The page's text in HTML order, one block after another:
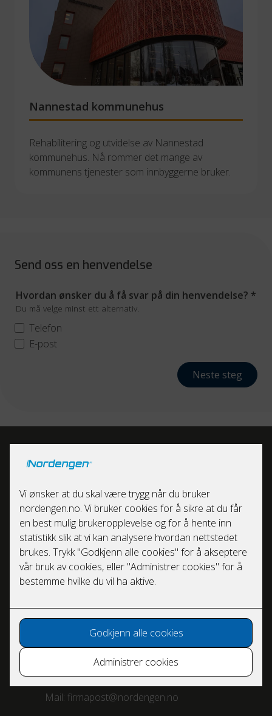
Nannestad kommunehus
Rehabilitering og utvidelse av Nannestad
kommunehus. Nå rommer det mange av
kommunens tjenester som innbyggerne bruker.
Send oss en henvendelse
Hvordan ønsker du å få svar på din henvendelse? *
Du må velge minst ett alternativ.
Telefon
E-post
Neste steg
Nordengen er en del av
Ta kontakt
2030 Nannestad
Tel:63 99 99 50
Mail: firmapost@nordengen.no